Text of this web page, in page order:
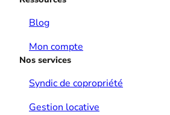
Blog
Mon compte
Nos services
Syndic de copropriété
Gestion locative